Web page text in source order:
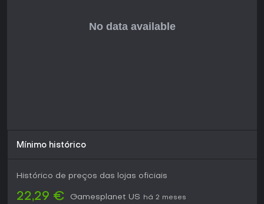
Mínimo histórico
Histórico de preços das lojas oficiais
22,29 € Gamesplanet US
há 2 meses